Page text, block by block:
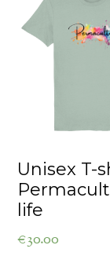
Unisex T-
life
€30.00